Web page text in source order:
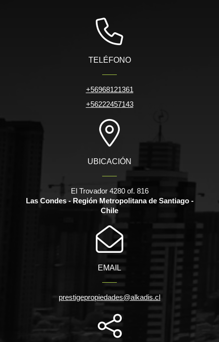
TELÉFONO
+56968121361
+56222457143
UBICACIÓN
El Trovador 4280 of. 816
Las Condes - Región Metropolitana de Santiago -
Chile
EMAIL
prestigepropiedades@alkadis.cl